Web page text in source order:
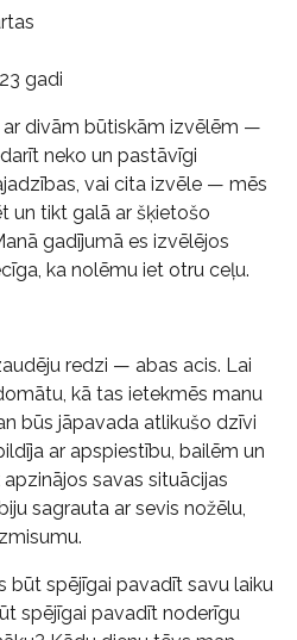
gadi
divām būtiskām izvēlēm —
neko un pastāvīgi
vai cita izvēle — mēs
un tikt galā ar šķietošo
gadījumā es izvēlējos
ka nolēmu iet otru ceļu.
redzi — abas acis. Lai
kā tas ietekmēs manu
būs jāpavada atlikušo dzīvi
ar apspiestību, bailēm un
savas situācijas
sagrauta ar sevis nožēlu,
būt spējīgai pavadīt savu laiku
spējīgai pavadīt noderīgu